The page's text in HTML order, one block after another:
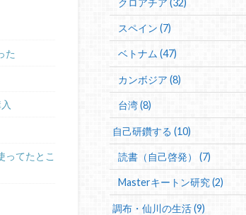
た
ってたとこ
スペイン (7)
ベトナム (47)
カンボジア (8)
台湾 (8)
自己研鑽する (10)
読書（自己啓発） (7)
Masterキートン研究 (2)
調布・仙川の生活 (9)